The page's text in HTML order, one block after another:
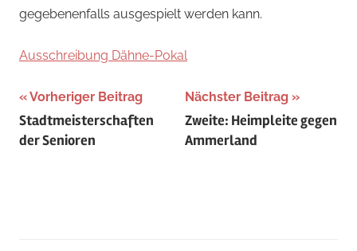
gegebenenfalls ausgespielt werden kann.
Ausschreibung Dähne-Pokal
Beitragsnavigation
Vorheriger Beitrag
Stadtmeisterschaften
der Senioren
Nächster Beitrag
Zweite: Heimpleite gegen
Ammerland